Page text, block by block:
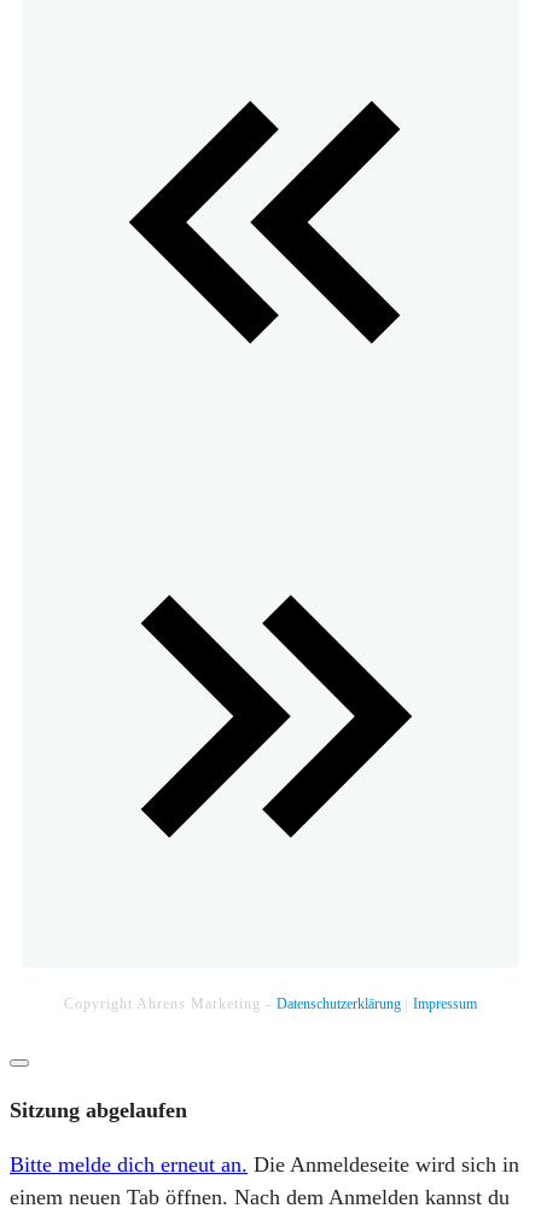
Copyright Ahrens Marketing - Datenschutzerklärung Impressum
Dialog
Sitzung abgelaufen
Bitte melde dich erneut an. Die Anmeldeseite wird sich in
einem neuen Tab öffnen. Nach dem Anmelden kannst du